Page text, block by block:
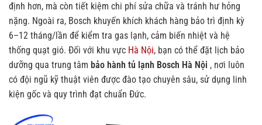
định hơn, mà còn tiết kiệm chi phí sửa chữa và tránh hư hỏng
nặng. Ngoài ra, Bosch khuyến khích khách hàng bảo trì định kỳ
6–12 tháng/lần để kiểm tra gas lạnh, cảm biến nhiệt và hệ
thống quạt gió. Đối với khu vực Hà Nội, bạn có thể đặt lịch bảo
dưỡng qua trung tâm bảo hành tủ lạnh Bosch Hà Nội , nơi luôn
có đội ngũ kỹ thuật viên được đào tạo chuyên sâu, sử dụng linh
kiện gốc và quy trình đạt chuẩn Đức.